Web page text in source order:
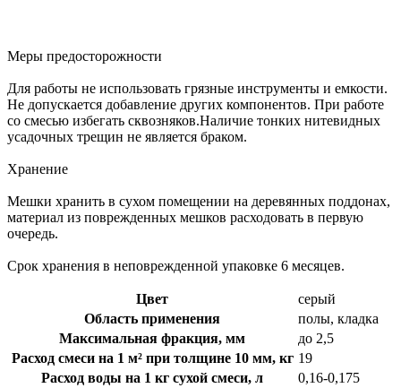
Меры предосторожности
Для работы не использовать грязные инструменты и емкости.
Не допускается добавление других компонентов. При работе
со смесью избегать сквозняков.Наличие тонких нитевидных
усадочных трещин не является браком.
Хранение
Мешки хранить в сухом помещении на деревянных поддонах,
материал из поврежденных мешков расходовать в первую
очередь.
Срок хранения в неповрежденной упаковке 6 месяцев.
Цвет
серый
Область применения
полы, кладка
Максимальная фракция, мм
до 2,5
Расход смеси на 1 м² при толщине 10 мм, кг 19
Расход воды на 1 кг сухой смеси, л
0,16-0,175